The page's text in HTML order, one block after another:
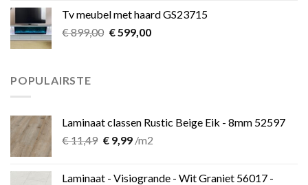
€ 39,00.€ 25,00.
Tv meubel met haard GS23715
€899,00 Oorspronkelijke
€599,00Huidige
POPULAIRSTE
Laminaat classen Rustic Beige Eik - 8mm 52597
€11,49 Oorspronkelijke
€9,99Huidige
/m2
Laminaat - Visiogrande - Wit Graniet 56017 -